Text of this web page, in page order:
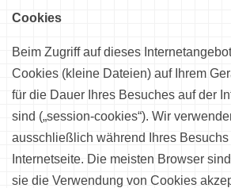
Cookies
Beim Zugriff auf dieses
Cookies (kleine Dateien) auf Ihrem
für die Dauer Ihres Besuches auf der
sind („session-cookies“). Wir
ausschließlich während Ihres Besuchs
Internetseite. Die meisten Browser
sie die Verwendung von Cookies